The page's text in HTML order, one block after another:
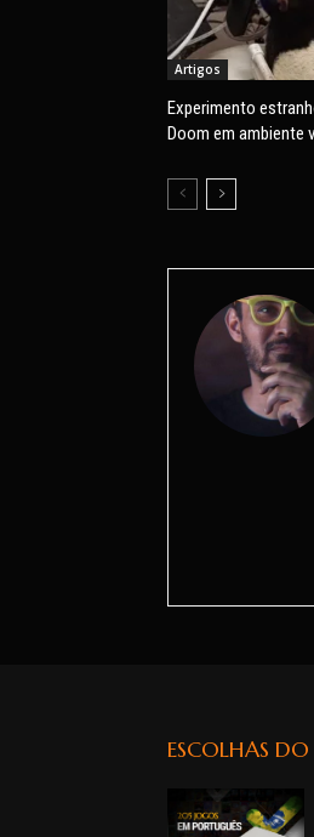
Artigos
Experimento
Doom em ambiente
ESCOLHAS